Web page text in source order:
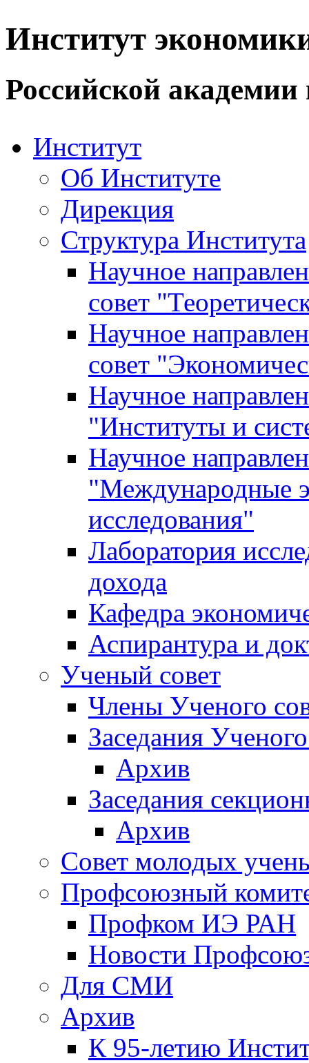
Институт
Российской академии
Институт
Об Институте
Дирекция
Структура Института
Научное
совет
Научное
совет
Научное
"Институты и
Научное
"Международные
исследования"
Лаборатория
дохода
Кафедра
Аспирантура и
Ученый совет
Члены Ученого
Заседания
Архив
Заседания
Архив
Совет молодых
Профсоюзный
Профком ИЭ РАН
Новости
Для СМИ
Архив
К 95-летию